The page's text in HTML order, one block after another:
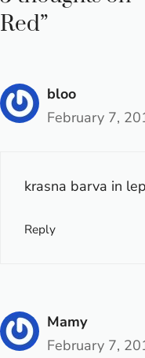
Red”
bloo
February 7,
krasna barva in
Reply
Mamy
February 7,